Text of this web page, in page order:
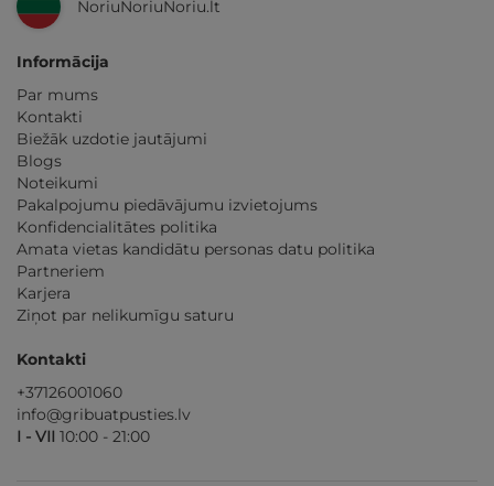
NoriuNoriuNoriu.lt
Informācija
Par mums
Kontakti
Biežāk uzdotie jautājumi
Blogs
Noteikumi
Pakalpojumu piedāvājumu izvietojums
Konfidencialitātes politika
Amata vietas kandidātu personas datu politika
Partneriem
Karjera
Ziņot par nelikumīgu saturu
Kontakti
+37126001060
info@gribuatpusties.lv
I - VII 10:00 - 21:00